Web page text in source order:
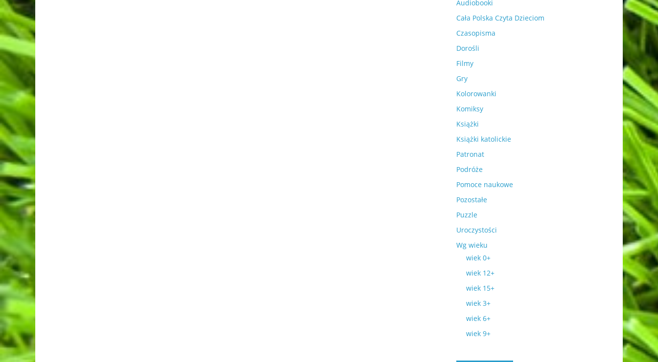
Audiobooki
Cała Polska Czyta Dzieciom
Czasopisma
Dorośli
Filmy
Gry
Kolorowanki
Komiksy
Książki
Książki katolickie
Patronat
Podróże
Pomoce naukowe
Pozostałe
Puzzle
Uroczystości
Wg wieku
wiek 0+
wiek 12+
wiek 15+
wiek 3+
wiek 6+
wiek 9+